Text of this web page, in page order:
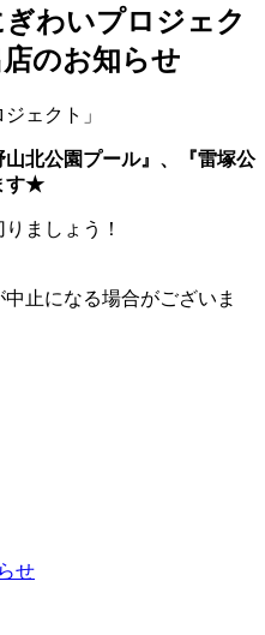
わいプロジェク
のお知らせ
ェクト」
北公園プール』、『雷塚公
す★
ましょう！
止になる場合がございま
せ